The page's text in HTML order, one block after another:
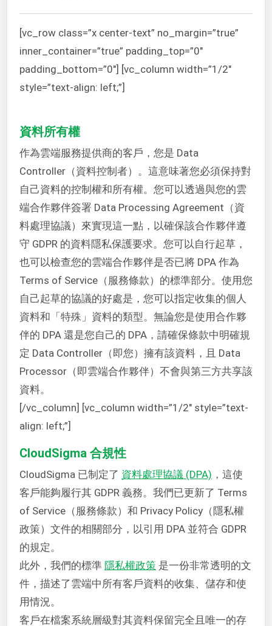
[vc_row class=”x center-text” no_margin=”true”
inner_container=”true” padding_top=”0″
padding_bottom=”0″] [vc_column width=”1/2″
style=”text-align: left;”]
資料所有權
作為雲端服務提供商的客戶，您是 Data
Controller（資料控制者）。這意味著您必須保持對
自己資料的控制權和所有權。您可以透過與您的雲
端合作夥伴簽署 Data Processing Agreement（資
料處理協議）來實現這一點，以確保該合作夥伴遵
守 GDPR 的資料隱私保護要求。您可以自行起草，
也可以檢查您的雲端合作夥伴是否已將 DPA 作為
Terms of Service（服務條款）的標準部分。使用您
自己起草的協議的好處是，您可以指定收集的個人
資料和「特殊」資料的類型。無論您是使用合作夥
伴的 DPA 還是您自己的 DPA，請確保條款中明確規
定 Data Controller（即您）擁有該資料，且 Data
Processor（即雲端合作夥伴）不會與第三方共享該
資料。
[/vc_column] [vc_column width=”1/2″ style=”text-
align: left;”]
CloudSigma 合規性
CloudSigma 已制定了 資料處理協議 (DPA) ，這使
客戶能夠履行其 GDPR 義務。我們已更新了 Terms
of Service（服務條款）和 Privacy Policy（隱私權
政策）文件的相關部分，以引用 DPA 並符合 GDPR
的規定。
此外，我們的標準 隱私權政策 是一份非常透明的文
件，描述了雲端中所有客戶資料的收集、儲存和使
用情況。
客戶在檔案系統層級對其資料保留完全且唯一的存